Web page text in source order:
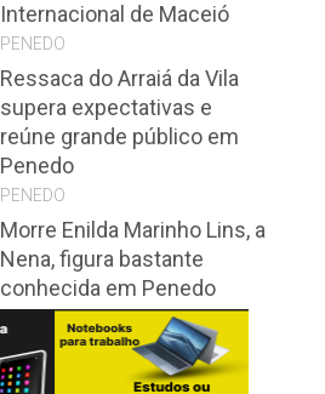
Internacional de Maceió
PENEDO
Ressaca do Arraiá da Vila
supera expectativas e
reúne grande público em
Penedo
PENEDO
Morre Enilda Marinho Lins, a
Nena, figura bastante
conhecida em Penedo